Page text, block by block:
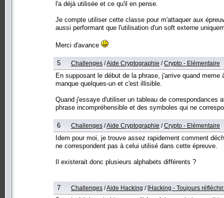
l'a déjà utilisée et ce qu'il en pense.
Je compte utiliser cette classe pour m'attaquer aux
aussi performant que l'utilisation d'un soft externe
Merci d'avance
5 Challenges /Aide Cryptographie /Crypto - Elémentaire
En supposant le début de la phrase, j'arrive quand
manque quelques-un et c'est illisible.
Quand j'essaye d'utiliser un tableau de
phrase incompréhensible et des symboles qui ne
6 Challenges /Aide Cryptographie /Crypto - Elémentaire
Idem pour moi, je trouve assez rapidement comment
ne correspondent pas à celui utilisé dans cette épreuve.
Il existerait donc plusieurs alphabets différents ?
7 Challenges /Aide Hacking /[Hacking - Toujours